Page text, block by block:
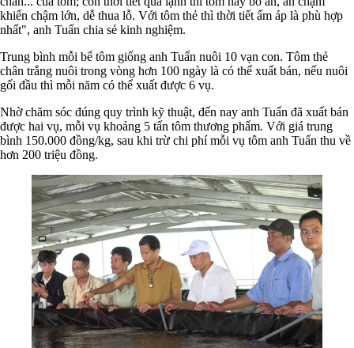
khiến chậm lớn, dễ thua lỗ. Với tôm thẻ thì thời tiết ấm áp là phù hợp
nhất", anh Tuấn chia sẻ kinh nghiệm.
Trung bình mỗi bể tôm giống anh Tuấn nuôi 10 vạn con. Tôm thẻ
chân trắng nuôi trong vòng hơn 100 ngày là có thể xuất bán, nếu nuôi
gối đầu thì mỗi năm có thể xuất được 6 vụ.
Nhờ chăm sóc đúng quy trình kỹ thuật, đến nay anh Tuấn đã xuất bán
được hai vụ, mỗi vụ khoảng 5 tấn tôm thương phẩm. Với giá trung
bình 150.000 đồng/kg, sau khi trừ chi phí mỗi vụ tôm anh Tuấn thu về
hơn 200 triệu đồng.